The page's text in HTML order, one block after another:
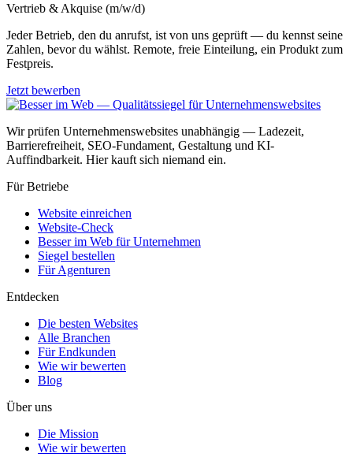
Vertrieb & Akquise (m/w/d)
Jeder Betrieb, den du anrufst, ist von uns geprüft — du kennst seine
Zahlen, bevor du wählst. Remote, freie Einteilung, ein Produkt zum
Festpreis.
Jetzt bewerben
Wir prüfen Unternehmenswebsites unabhängig — Ladezeit,
Barrierefreiheit, SEO-Fundament, Gestaltung und KI-
Auffindbarkeit. Hier kauft sich niemand ein.
Für Betriebe
Website einreichen
Website-Check
Besser im Web für Unternehmen
Siegel bestellen
Für Agenturen
Entdecken
Die besten Websites
Alle Branchen
Für Endkunden
Wie wir bewerten
Blog
Über uns
Die Mission
Wie wir bewerten